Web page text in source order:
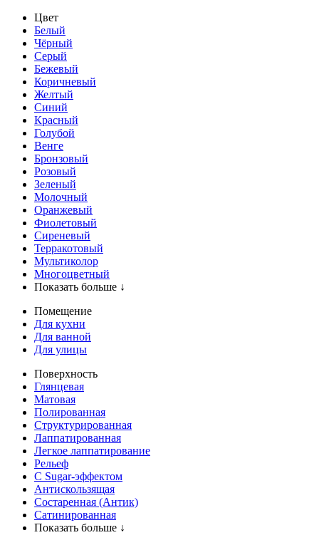
Цвет
Белый
Чёрный
Серый
Бежевый
Коричневый
Желтый
Синий
Красный
Голубой
Венге
Бронзовый
Розовый
Зеленый
Молочный
Оранжевый
Фиолетовый
Сиреневый
Терракотовый
Мультиколор
Многоцветный
Показать больше ↓
Помещение
Для кухни
Для ванной
Для улицы
Поверхность
Глянцевая
Матовая
Полированная
Структурированная
Лаппатированная
Легкое лаппатирование
Рельеф
С Sugar-эффектом
Антискользящая
Состаренная (Антик)
Сатинированная
Показать больше ↓